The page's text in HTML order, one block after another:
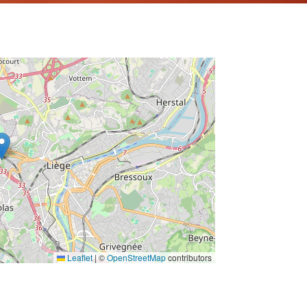
Leaflet| ©OpenStreetMapcontributors